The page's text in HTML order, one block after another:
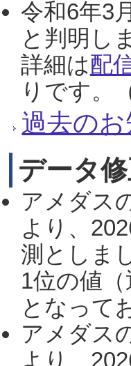
令和6年3
と判明し
詳細は配
りです。
過去の
データ
アメダス
より、
測としま
1位の値
となって
アメダス
より、